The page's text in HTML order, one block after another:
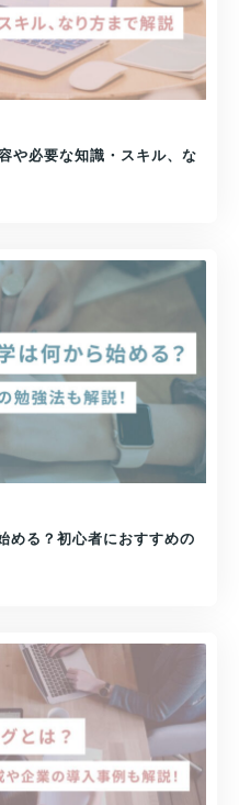
や必要な知識・スキル、な
める？初心者におすすめの